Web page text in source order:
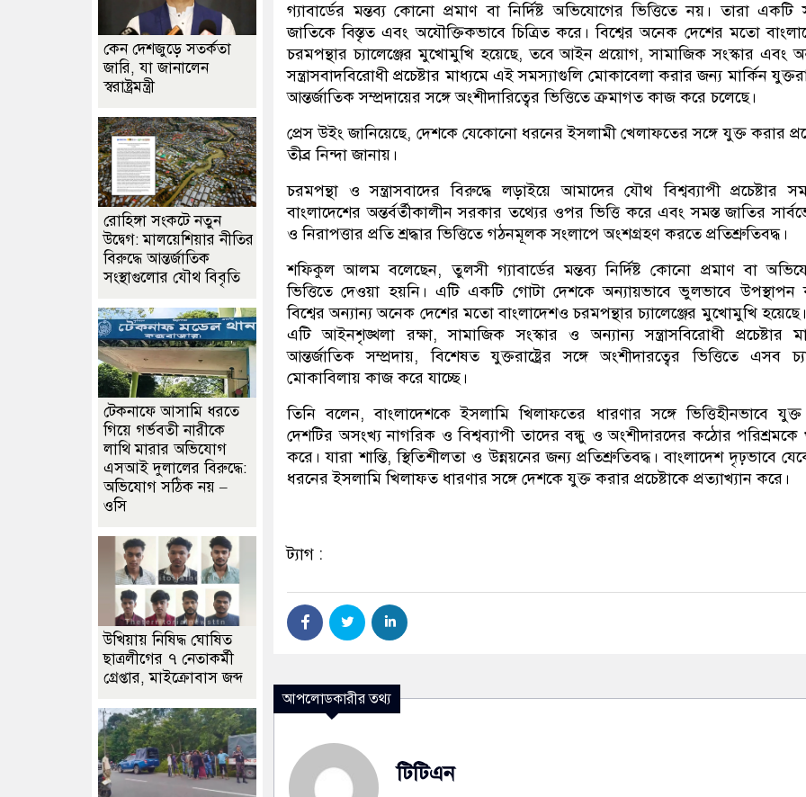
গ্যাবার্ডের মন্তব্য কোনো প্রমাণ বা নির্দিষ্ট অভিযোগের ভিত্তিতে নয়। তারা একটি
জাতিকে বিস্তৃত এবং অযৌক্তিকভাবে চিত্রিত করে। বিশ্বের অনেক দেশের মতো
চরমপন্থার চ্যালেঞ্জের মুখোমুখি হয়েছে, তবে আইন প্রয়োগ, সামাজিক সংস্কার এবং
সন্ত্রাসবাদবিরোধী প্রচেষ্টার মাধ্যমে এই সমস্যাগুলি মোকাবেলা করার জন্য মার্কিন
আন্তর্জাতিক সম্প্রদায়ের সঙ্গে অংশীদারিত্বের ভিত্তিতে ক্রমাগত কাজ করে চলেছে।
প্রেস উইং জানিয়েছে, দেশকে যেকোনো ধরনের ইসলামী খেলাফতের সঙ্গে যুক্ত করার
তীব্র নিন্দা জানায়।
চরমপন্থা ও সন্ত্রাসবাদের বিরুদ্ধে লড়াইয়ে আমাদের যৌথ বিশ্বব্যাপী প্রচেষ্টার
বাংলাদেশের অন্তর্বর্তীকালীন সরকার তথ্যের ওপর ভিত্তি করে এবং সমস্ত জাতির
ও নিরাপত্তার প্রতি শ্রদ্ধার ভিত্তিতে গঠনমূলক সংলাপে অংশগ্রহণ করতে প্রতিশ্রুতিবদ্ধ।
শফিকুল আলম বলেছেন, তুলসী গ্যাবার্ডের মন্তব্য নির্দিষ্ট কোনো প্রমাণ বা
ভিত্তিতে দেওয়া হয়নি। এটি একটি গোটা দেশকে অন্যায়ভাবে ভুলভাবে উপস্থাপন
বিশ্বের অন্যান্য অনেক দেশের মতো বাংলাদেশও চরমপন্থার চ্যালেঞ্জের মুখোমুখি
এটি আইনশৃঙ্খলা রক্ষা, সামাজিক সংস্কার ও অন্যান্য সন্ত্রাসবিরোধী প্রচেষ্টার
আন্তর্জাতিক সম্প্রদায়, বিশেষত যুক্তরাষ্ট্রের সঙ্গে অংশীদারত্বের ভিত্তিতে এসব
মোকাবিলায় কাজ করে যাচ্ছে।
তিনি বলেন, বাংলাদেশকে ইসলামি খিলাফতের ধারণার সঙ্গে ভিত্তিহীনভাবে
দেশটির অসংখ্য নাগরিক ও বিশ্বব্যাপী তাদের বন্ধু ও অংশীদারদের কঠোর পরিশ্রমকে
করে। যারা শান্তি, স্থিতিশীলতা ও উন্নয়নের জন্য প্রতিশ্রুতিবদ্ধ। বাংলাদেশ দৃঢ়ভাবে
ধরনের ইসলামি খিলাফত ধারণার সঙ্গে দেশকে যুক্ত করার প্রচেষ্টাকে প্রত্যাখ্যান করে।
ট্যাগ :
আপলোডকারীর তথ্য
টিটিএন
কেন দেশজুড়ে সতর্কতা
জারি, যা জানালেন
স্বরাষ্ট্রমন্ত্রী
রোহিঙ্গা সংকটে নতুন
উদ্বেগ: মালয়েশিয়ার নীতির
বিরুদ্ধে আন্তর্জাতিক
সংস্থাগুলোর যৌথ বিবৃতি
টেকনাফে আসামি ধরতে
গিয়ে গর্ভবতী নারীকে
লাথি মারার অভিযোগ
এসআই দুলালের বিরুদ্ধে:
অভিযোগ সঠিক নয় –
ওসি
উখিয়ায় নিষিদ্ধ ঘোষিত
ছাত্রলীগের ৭ নেতাকর্মী
গ্রেপ্তার, মাইক্রোবাস জব্দ